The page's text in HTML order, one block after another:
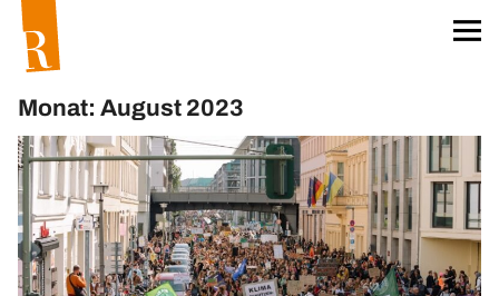
Startseite
Für unser Klima
Worum geht’s?
Das Team
Projekt »unser Klima«
Klima-Aktionskarten
Klima-Workshops
Monat: August 2023